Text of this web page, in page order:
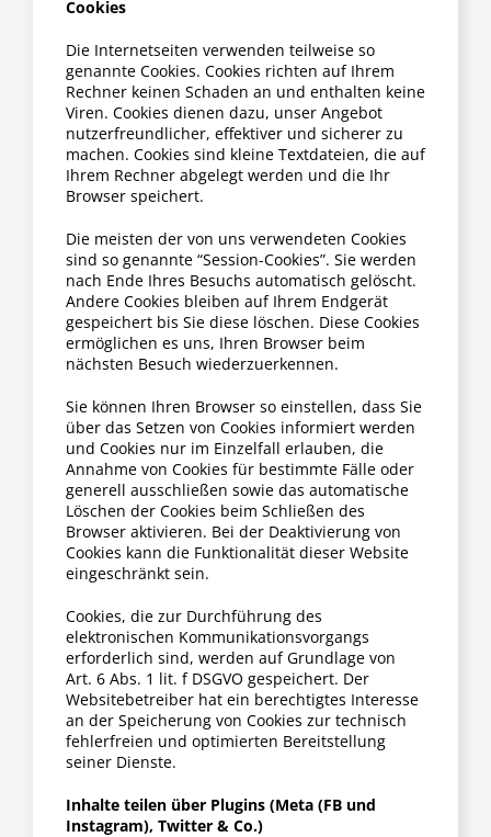
Cookies
Die Internetseiten verwenden teilweise so
genannte Cookies. Cookies richten auf Ihrem
Rechner keinen Schaden an und enthalten keine
Viren. Cookies dienen dazu, unser Angebot
nutzerfreundlicher, effektiver und sicherer zu
machen. Cookies sind kleine Textdateien, die auf
Ihrem Rechner abgelegt werden und die Ihr
Browser speichert.
Die meisten der von uns verwendeten Cookies
sind so genannte “Session-Cookies”. Sie werden
nach Ende Ihres Besuchs automatisch gelöscht.
Andere Cookies bleiben auf Ihrem Endgerät
gespeichert bis Sie diese löschen. Diese Cookies
ermöglichen es uns, Ihren Browser beim
nächsten Besuch wiederzuerkennen.
Sie können Ihren Browser so einstellen, dass Sie
über das Setzen von Cookies informiert werden
und Cookies nur im Einzelfall erlauben, die
Annahme von Cookies für bestimmte Fälle oder
generell ausschließen sowie das automatische
Löschen der Cookies beim Schließen des
Browser aktivieren. Bei der Deaktivierung von
Cookies kann die Funktionalität dieser Website
eingeschränkt sein.
Cookies, die zur Durchführung des
elektronischen Kommunikationsvorgangs
erforderlich sind, werden auf Grundlage von
Art. 6 Abs. 1 lit. f DSGVO gespeichert. Der
Websitebetreiber hat ein berechtigtes Interesse
an der Speicherung von Cookies zur technisch
fehlerfreien und optimierten Bereitstellung
seiner Dienste.
Inhalte teilen über Plugins (Meta (FB und
Instagram), Twitter & Co.)